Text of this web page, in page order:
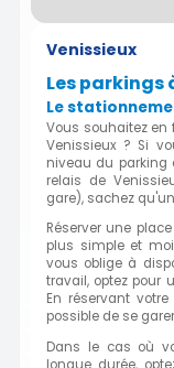
Venissieux
Les parkings
Le
Vous souhaitez
Venissieux ? Si
niveau du parking
relais de
gare), sachez
Réserver une
plus simple et
vous oblige à
travail, optez pour
En réservant
possible de se
Dans le cas où